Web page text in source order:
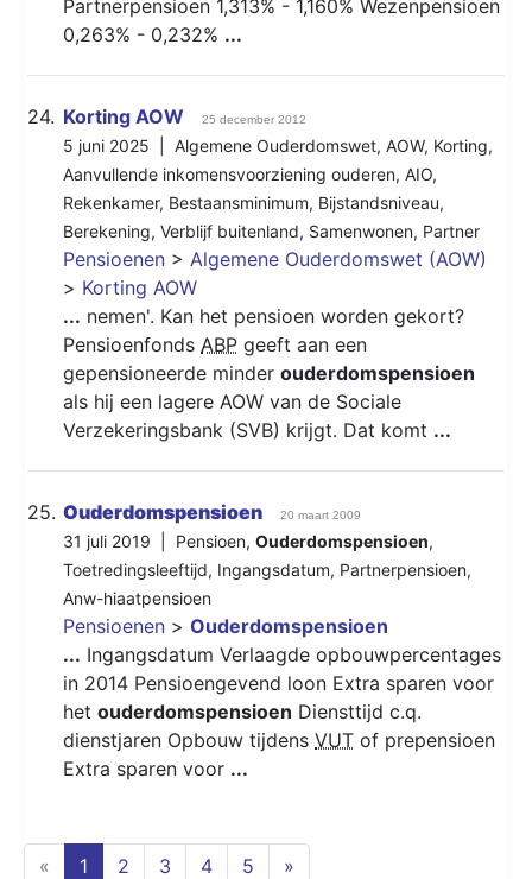
Partnerpensioen 1,313% - 1,160% Wezenpensioen
0,263% - 0,232% ...
24. Korting AOW 25 december 2012
5 juni 2025 | Algemene Ouderdomswet, AOW, Korting,
Aanvullende inkomensvoorziening ouderen, AIO,
Rekenkamer, Bestaansminimum, Bijstandsniveau,
Berekening, Verblijf buitenland, Samenwonen, Partner
Pensioenen > Algemene Ouderdomswet (AOW)
> Korting AOW
... nemen'. Kan het pensioen worden gekort?
Pensioenfonds ABP geeft aan een
gepensioneerde minder ouderdomspensioen
als hij een lagere AOW van de Sociale
Verzekeringsbank (SVB) krijgt. Dat komt ...
25. Ouderdomspensioen 20 maart 2009
31 juli 2019 | Pensioen, Ouderdomspensioen,
Toetredingsleeftijd, Ingangsdatum, Partnerpensioen,
Anw-hiaatpensioen
Pensioenen > Ouderdomspensioen
... Ingangsdatum Verlaagde opbouwpercentages
in 2014 Pensioengevend loon Extra sparen voor
het ouderdomspensioen Diensttijd c.q.
dienstjaren Opbouw tijdens VUT of prepensioen
Extra sparen voor ...
« 1 (current)
2 3 4 5 »